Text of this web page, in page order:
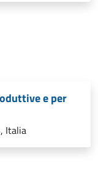
e per
Italia